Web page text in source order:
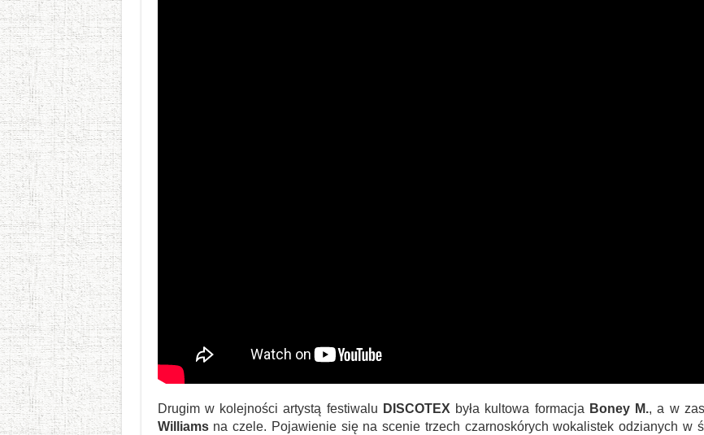
Drugim w kolejności artystą festiwalu DISCOTEX była kultowa formacja Boney M., a w
Williamsna czele. Pojawienie się na scenie trzech czarnoskórych wokalistek odzianych w